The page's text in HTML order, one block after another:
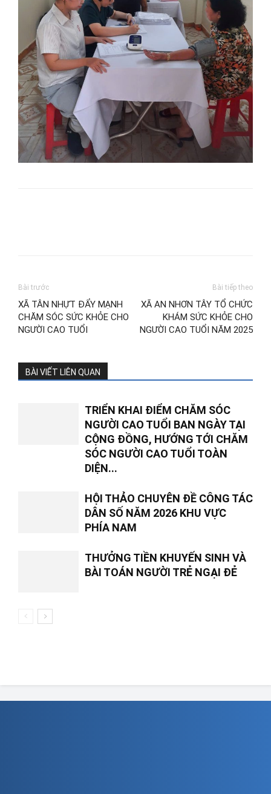
Bài trước
XÃ TÂN NHỰT ĐẨY MẠNH
CHĂM SÓC SỨC KHỎE CHO
NGƯỜI CAO TUỔI
Bài tiếp theo
XÃ AN NHƠN TÂY TỔ CHỨC
KHÁM SỨC KHỎE CHO
NGƯỜI CAO TUỔI NĂM 2025
BÀI VIẾT LIÊN QUAN
TRIỂN KHAI ĐIỂM CHĂM SÓC
NGƯỜI CAO TUỔI BAN NGÀY TẠI
CỘNG ĐỒNG, HƯỚNG TỚI CHĂM
SÓC NGƯỜI CAO TUỔI TOÀN
DIỆN...
HỘI THẢO CHUYÊN ĐỀ CÔNG TÁC
DÂN SỐ NĂM 2026 KHU VỰC
PHÍA NAM
THƯỞNG TIỀN KHUYẾN SINH VÀ
BÀI TOÁN NGƯỜI TRẺ NGẠI ĐẺ